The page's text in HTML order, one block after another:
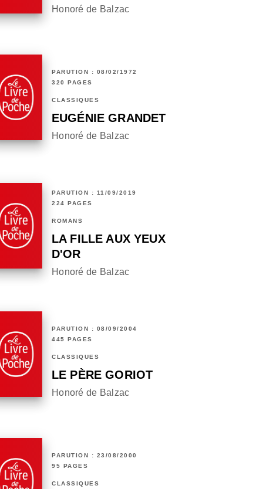
Honoré de Balzac
PARUTION : 08/02/1972
320 PAGES
CLASSIQUES
EUGÉNIE GRANDET
Honoré de Balzac
PARUTION : 11/09/2019
224 PAGES
ROMANS
LA FILLE AUX YEUX
D'OR
Honoré de Balzac
PARUTION : 08/09/2004
445 PAGES
CLASSIQUES
LE PÈRE GORIOT
Honoré de Balzac
PARUTION : 23/08/2000
95 PAGES
CLASSIQUES